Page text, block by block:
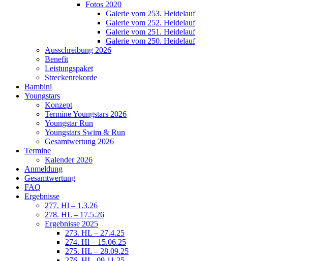
Fotos 2020
Galerie vom 253. Heidelauf
Galerie vom 252. Heidelauf
Galerie vom 251. Heidelauf
Galerie vom 250. Heidelauf
Ausschreibung 2026
Benefit
Leistungspaket
Streckenrekorde
Bambini
Youngstars
Konzept
Termine Youngstars 2026
Youngstar Run
Youngstars Swim & Run
Gesamtwertung 2026
Termine
Kalender 2026
Anmeldung
Gesamtwertung
FAQ
Ergebnisse
277. Hl – 1.3.26
278. HL – 17.5.26
Ergebnisse 2025
273. HL – 27.4.25
274. Hl – 15.06.25
275. HL – 28.09.25